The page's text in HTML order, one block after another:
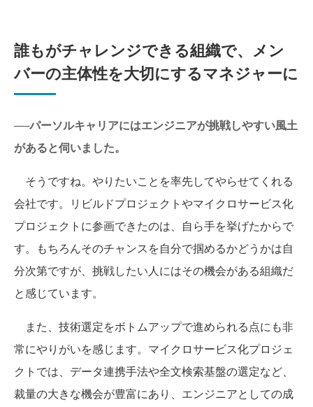
誰もがチャレンジできる組織で、メン
バーの主体性を大切にするマネジャーに
──パーソルキャリアにはエンジニアが挑戦しやすい風土
があると伺いました。
そうですね。やりたいことを率先してやらせてくれる
会社です。リビルドプロジェクトやマイクロサービス化
プロジェクトに参画できたのは、自ら手を挙げたからで
す。もちろんそのチャンスを自分で掴めるかどうかは自
分次第ですが、挑戦したい人にはその機会がある組織だ
と感じています。
また、技術選定をボトムアップで進められる点にも非
常にやりがいを感じます。マイクロサービス化プロジェ
クトでは、データ連携手法や全文検索基盤の選定など、
裁量の大きな機会が豊富にあり、エンジニアとしての成